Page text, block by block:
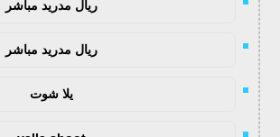
ريال مدريد مباشر
ريال مدريد مباشر
يلا شوت